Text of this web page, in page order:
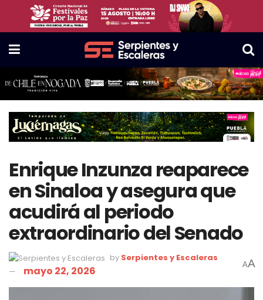
Enrique Inzunza reaparece
en Sinaloa y asegura que
acudirá al periodo
extraordinario del Senado
by Serpientes y Escaleras
mayo 22, 2026 AA